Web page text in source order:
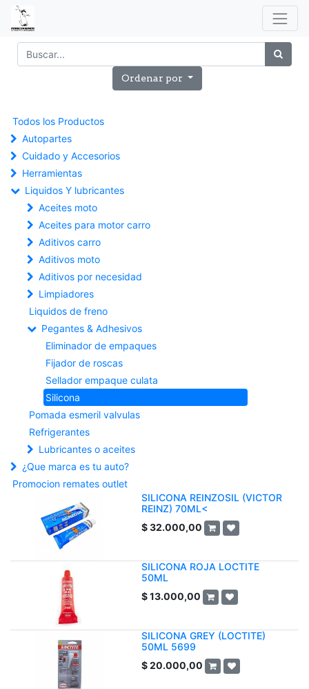
Ordenar por
Todos los Productos
Autopartes
Cuidado y Accesorios
Herramientas
Liquidos Y lubricantes
Aceites moto
Aceites para motor carro
Aditivos carro
Aditivos moto
Aditivos por necesidad
Limpiadores
Liquidos de freno
Pegantes & Adhesivos
Eliminador de empaques
Fijador de roscas
Sellador empaque culata
Silicona
Pomada esmeril valvulas
Refrigerantes
Lubricantes o aceites
¿Que marca es tu auto?
Promocion remates outlet
SILICONA REINZOSIL (VICTOR
REINZ) 70ML<
$32.000,00
SILICONA ROJA LOCTITE
50ML
$13.000,00
SILICONA GREY (LOCTITE)
50ML 5699
$20.000,00